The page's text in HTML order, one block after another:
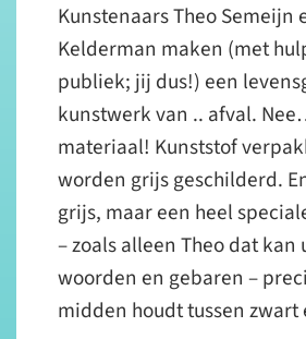
Kunstenaars Theo Semeijn
Kelderman maken (met
publiek; jij dus!) een
kunstwerk van .. afval.
materiaal! Kunststof
worden grijs geschilderd.
grijs, maar een heel
– zoals alleen Theo dat kan
woorden en gebaren –
midden houdt tussen zwart